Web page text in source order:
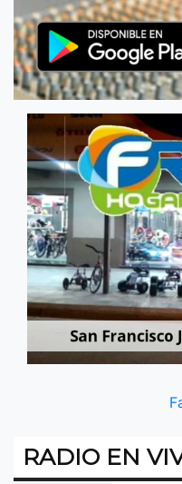
RADIO EN